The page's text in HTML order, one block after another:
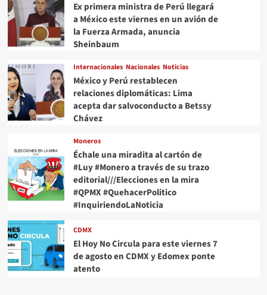
transporte
en
el
Valle
México
Ex primera ministra de Perú llegará
a México este viernes en un avión de
la Fuerza Armada, anuncia
Sheinbaum
Internacionales Nacionales Noticias
México y Perú restablecen
relaciones diplomáticas: Lima
acepta dar salvoconducto a Betssy
Chávez
Moneros
Échale una miradita al cartón de
#Luy #Monero a través de su trazo
editorial///Elecciones en la mira
#QPMX #QuehacerPolitico
#InquiriendoLaNoticia
CDMX
El Hoy No Circula para este viernes 7
de agosto en CDMX y Edomex ponte
atento